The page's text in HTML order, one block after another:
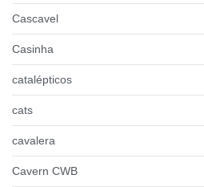
Cascavel
Casinha
catalépticos
cats
cavalera
Cavern CWB